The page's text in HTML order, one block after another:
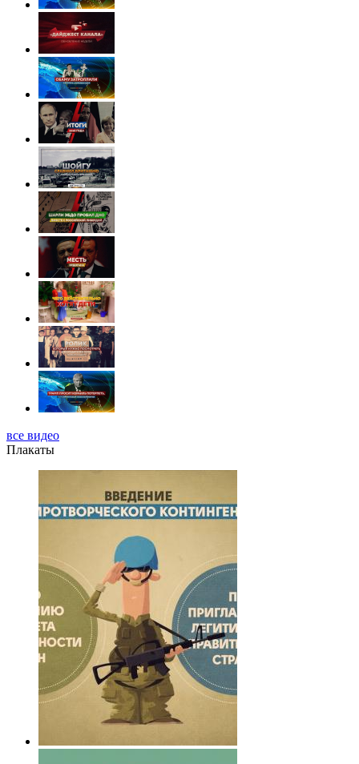
все видео
Плакаты